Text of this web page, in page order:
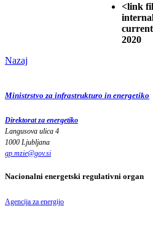
<link
2020
Nazaj
Ministrstvo za infrastrukturo in energetiko
Direktorat za energetiko
Langusova ulica 4
1000 Ljubljana
gp.mzie@gov.si
Nacionalni energetski regulativni organ
Agencija za energijo